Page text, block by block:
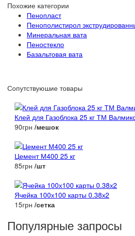
Похожие категории
Пенопласт
Пенополистирол
Минеральная вата
Пеностекло
Базальтовая вата
Сопутствуюшие товары
Клей для Газоблока 25 кг ТМ
90грн /мешок
Цемент М400 25 кг
85грн /шт
Ячейка 100х100 карты 0.38х2
15грн /сетка
Популярные запросы